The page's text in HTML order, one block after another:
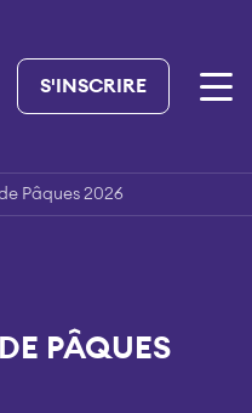
S'INSCRIRE
Pâques 2026
PÂQUES